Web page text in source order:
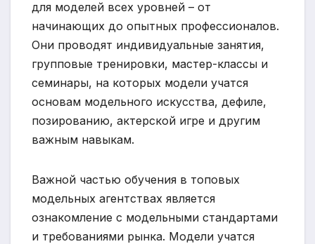
для моделей всех уровней – от
начинающих до опытных профессионалов.
Они проводят индивидуальные занятия,
групповые тренировки, мастер-классы и
семинары, на которых модели учатся
основам модельного искусства, дефиле,
позированию, актерской игре и другим
важным навыкам.
Важной частью обучения в топовых
модельных агентствах является
ознакомление с модельными стандартами
и требованиями рынка. Модели учатся